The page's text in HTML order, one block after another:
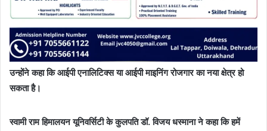
उन्होंने कहा कि आईपी एनालिटिक्स या आईपी माइनिंग रोजगार का नया क्षेत्र हो
सकता है।
स्वामी राम हिमालयन यूनिवर्सिटी के कुलपति डॉ. विजय धस्माना ने कहा कि हमें